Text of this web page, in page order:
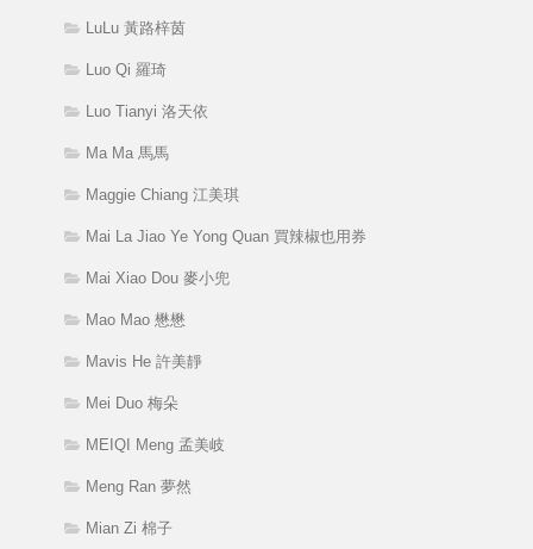
LuLu 黃路梓茵
Luo Qi 羅琦
Luo Tianyi 洛天依
Ma Ma 馬馬
Maggie Chiang 江美琪
Mai La Jiao Ye Yong Quan 買辣椒也用券
Mai Xiao Dou 麥小兜
Mao Mao 懋懋
Mavis He 許美靜
Mei Duo 梅朵
MEIQI Meng 孟美岐
Meng Ran 夢然
Mian Zi 棉子